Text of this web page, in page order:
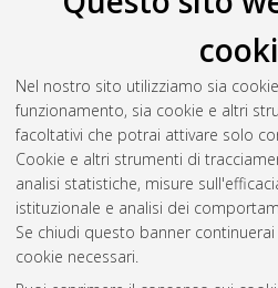
Nel nostro sito utilizziamo sia
funzionamento, sia cookie e altri
facoltativi che potrai attivare solo
Cookie e altri strumenti di
analisi statistiche, misure
istituzionale e analisi dei
Se chiudi questo banner
cookie necessari.
Gestione del
Atom